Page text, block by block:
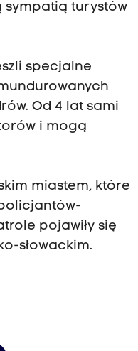
sympatią turystów
specjalne
Od 4 lat sami
i mogą
miastem, które
pojawiły się
słowackim.